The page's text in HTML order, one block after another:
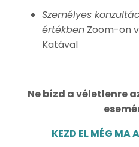
Személyes
értékben Zoom-on
Katával
Ne bízd a véletlenre
KEZD EL MÉG MA